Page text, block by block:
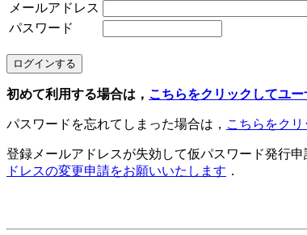
メールアドレス
パスワード
初めて利用する場合は， こちらをクリックしてユ
パスワードを忘れてしまった場合は， こちらをク
登録メールアドレスが失効して仮パスワード発行
ドレスの変更申請をお願いいたします ．